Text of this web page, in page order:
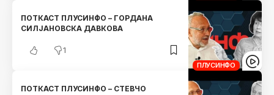
ПЛУСИНФО
ПОТКАСТ ПЛУСИНФО – ГОРДАНА
СИЛЈАНОВСКА ДАВКОВА
1
ПОТКАСТ ПЛУСИНФО – СТЕВЧО